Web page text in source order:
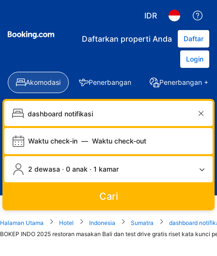
IDR
Daftarkan properti Anda Daftar
Login
Akomodasi Penerbangan Penerbangan +
Waktu check-in — Waktu check-out
2 dewasa · 0 anak · 1 kamar
Cari
Halaman Utama Hotel Indonesia Sumatra
dashboard
BOKEP INDO 2025 restoran masakan Bali dan test drive gratis riset kata